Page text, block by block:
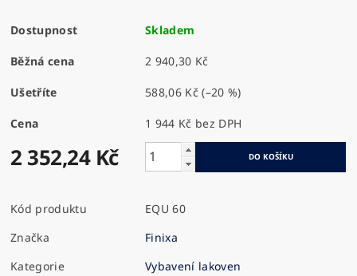
Dostupnost Skladem
Běžná cena 2 940,30 Kč
Ušetříte 588,06 Kč(–20 %)
Cena 1 944 Kč bez DPH
2 352,24 Kč
Kód produktu
EQU 60
Značka
Finixa
Kategorie
Vybavení lakoven